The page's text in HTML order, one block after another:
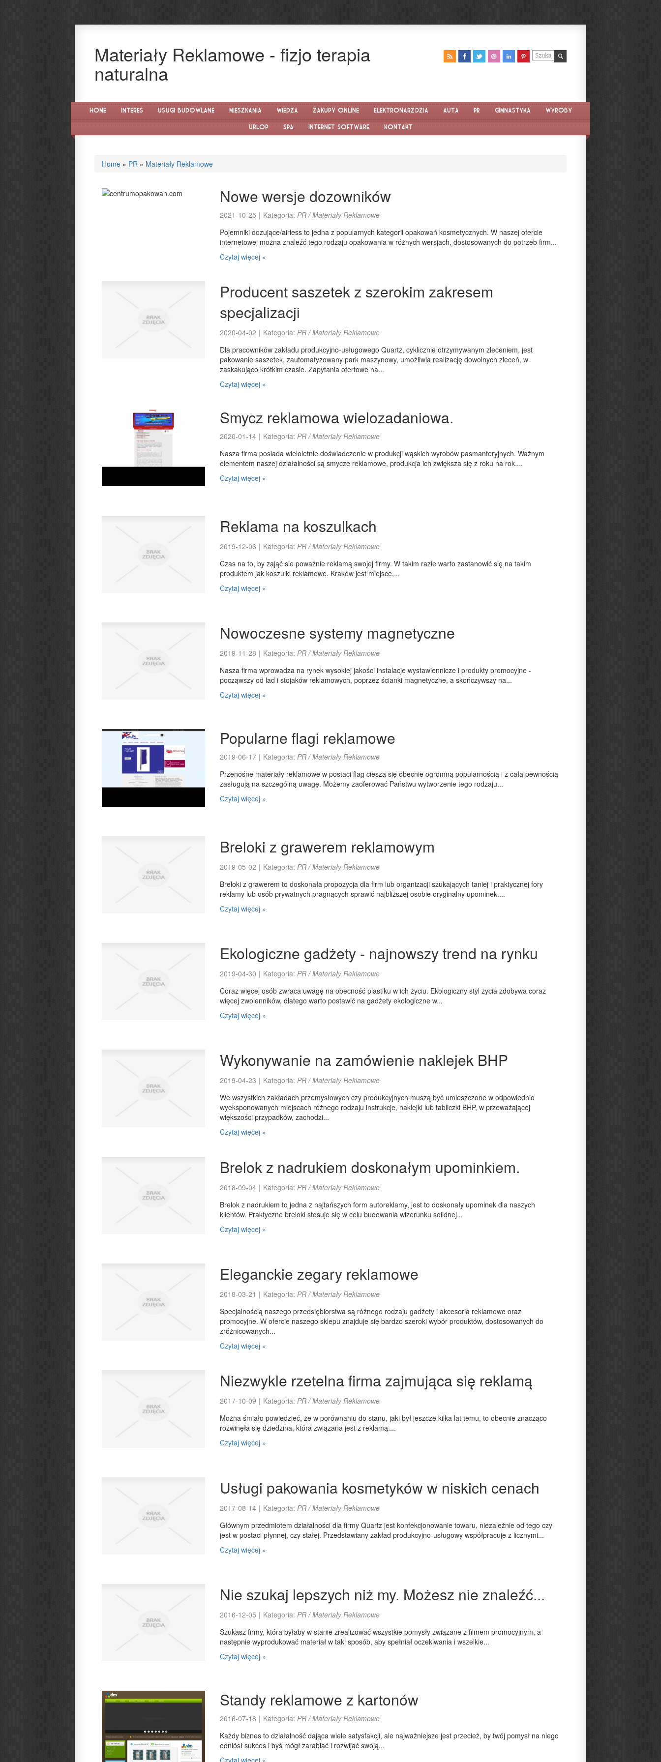
Materiały Reklamowe - fizjo terapia
naturalna
Home Interes Usługi Budowlane Mieszkania Wiedza Zakupy Online Elektronarzędzia Auta PR Gimnastyka Wyroby
Urlop SPA Internet Software Kontakt
Home » PR » Materiały Reklamowe
Nowe wersje dozowników
2021-10-25 | Kategoria: PR / Materiały Reklamowe
Pojemniki dozujące/airless to jedna z popularnych kategorii opakowań kosmetycznych. W naszej ofercie
internetowej można znaleźć tego rodzaju opakowania w różnych wersjach, dostosowanych do potrzeb firm...
Czytaj więcej »
Producent saszetek z szerokim zakresem
specjalizacji
2020-04-02 | Kategoria: PR / Materiały Reklamowe
Dla pracowników zakładu produkcyjno-usługowego Quartz, cyklicznie otrzymywanym zleceniem, jest
pakowanie saszetek, zautomatyzowany park maszynowy, umożliwia realizację dowolnych zleceń, w
zaskakująco krótkim czasie. Zapytania ofertowe na...
Czytaj więcej »
Smycz reklamowa wielozadaniowa.
2020-01-14 | Kategoria: PR / Materiały Reklamowe
Nasza firma posiada wieloletnie doświadczenie w produkcji wąskich wyrobów pasmanteryjnych. Ważnym
elementem naszej działalności są smycze reklamowe, produkcja ich zwiększa się z roku na rok....
Czytaj więcej »
Reklama na koszulkach
2019-12-06 | Kategoria: PR / Materiały Reklamowe
Czas na to, by zająć sie poważnie reklamą swojej firmy. W takim razie warto zastanowić się na takim
produktem jak koszulki reklamowe. Kraków jest miejsce,...
Czytaj więcej »
Nowoczesne systemy magnetyczne
2019-11-28 | Kategoria: PR / Materiały Reklamowe
Nasza firma wprowadza na rynek wysokiej jakości instalacje wystawiennicze i produkty promocyjne -
począwszy od lad i stojaków reklamowych, poprzez ścianki magnetyczne, a skończywszy na...
Czytaj więcej »
Popularne flagi reklamowe
2019-06-17 | Kategoria: PR / Materiały Reklamowe
Przenośne materiały reklamowe w postaci flag cieszą się obecnie ogromną popularnością i z całą pewnością
zasługują na szczególną uwagę. Możemy zaoferować Państwu wytworzenie tego rodzaju...
Czytaj więcej »
Breloki z grawerem reklamowym
2019-05-02 | Kategoria: PR / Materiały Reklamowe
Breloki z grawerem to doskonała propozycja dla firm lub organizacji szukających taniej i praktycznej fory
reklamy lub osób prywatnych pragnących sprawić najbliższej osobie oryginalny upominek....
Czytaj więcej »
Ekologiczne gadżety - najnowszy trend na rynku
2019-04-30 | Kategoria: PR / Materiały Reklamowe
Coraz więcej osób zwraca uwagę na obecność plastiku w ich życiu. Ekologiczny styl życia zdobywa coraz
więcej zwolenników, dlatego warto postawić na gadżety ekologiczne w...
Czytaj więcej »
Wykonywanie na zamówienie naklejek BHP
2019-04-23 | Kategoria: PR / Materiały Reklamowe
We wszystkich zakładach przemysłowych czy produkcyjnych muszą być umieszczone w odpowiednio
wyeksponowanych miejscach różnego rodzaju instrukcje, naklejki lub tabliczki BHP, w przeważającej
większości przypadków, zachodzi...
Czytaj więcej »
Brelok z nadrukiem doskonałym upominkiem.
2018-09-04 | Kategoria: PR / Materiały Reklamowe
Brelok z nadrukiem to jedna z najtańszych form autoreklamy, jest to doskonały upominek dla naszych
klientów. Praktyczne breloki stosuje się w celu budowania wizerunku solidnej...
Czytaj więcej »
Eleganckie zegary reklamowe
2018-03-21 | Kategoria: PR / Materiały Reklamowe
Specjalnością naszego przedsiębiorstwa są różnego rodzaju gadżety i akcesoria reklamowe oraz
promocyjne. W ofercie naszego sklepu znajduje się bardzo szeroki wybór produktów, dostosowanych do
zróżnicowanych...
Czytaj więcej »
Niezwykle rzetelna firma zajmująca się reklamą
2017-10-09 | Kategoria: PR / Materiały Reklamowe
Można śmiało powiedzieć, że w porównaniu do stanu, jaki był jeszcze kilka lat temu, to obecnie znacząco
rozwinęła się dziedzina, która związana jest z reklamą....
Czytaj więcej »
Usługi pakowania kosmetyków w niskich cenach
2017-08-14 | Kategoria: PR / Materiały Reklamowe
Głównym przedmiotem działalności dla firmy Quartz jest konfekcjonowanie towaru, niezależnie od tego czy
jest w postaci płynnej, czy stałej. Przedstawiany zakład produkcyjno-usługowy współpracuje z licznymi...
Czytaj więcej »
Nie szukaj lepszych niż my. Możesz nie znaleźć...
2016-12-05 | Kategoria: PR / Materiały Reklamowe
Szukasz firmy, która byłaby w stanie zrealizować wszystkie pomysły związane z filmem promocyjnym, a
następnie wyprodukować materiał w taki sposób, aby spełniał oczekiwania i wszelkie...
Czytaj więcej »
Standy reklamowe z kartonów
2016-07-18 | Kategoria: PR / Materiały Reklamowe
Każdy biznes to działalność dająca wiele satysfakcji, ale najważniejsze jest przecież, by twój pomysł na niego
odniósł sukces i byś mógł zarabiać i rozwijać swoją...